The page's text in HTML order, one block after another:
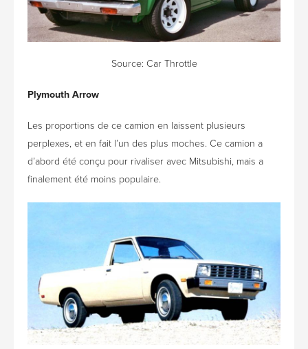
Source: Car Throttle
Plymouth Arrow
Les proportions de ce camion en laissent plusieurs
perplexes, et en fait l’un des plus moches. Ce camion a
d’abord été conçu pour rivaliser avec Mitsubishi, mais a
finalement été moins populaire.